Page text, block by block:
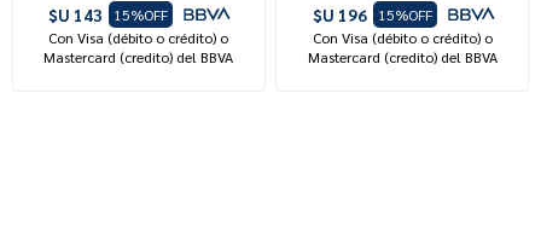
$U 143
15%OFF
Con Visa (débito o crédito) o
Mastercard (credito) del BBVA
$U 196
15%OFF
Con Visa (débito o crédito) o
Mastercard (credito) del BBVA